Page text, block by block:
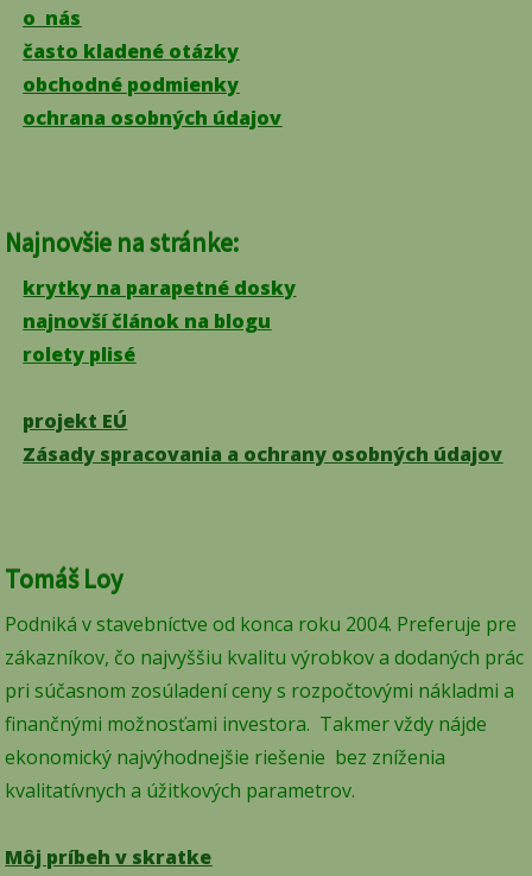
o nás
často kladené otázky
obchodné podmienky
ochrana osobných údajov
Najnovšie na stránke:
krytky na parapetné dosky
najnovší článok na blogu
rolety plisé
projekt EÚ
Zásady spracovania a ochrany osobných údajov
Tomáš Loy
Podniká v stavebníctve od konca roku 2004. Preferuje pre
zákazníkov, čo najvyššiu kvalitu výrobkov a dodaných prác
pri súčasnom zosúladení ceny s rozpočtovými nákladmi a
finančnými možnosťami investora. Takmer vždy nájde
ekonomický najvýhodnejšie riešenie bez zníženia
kvalitatívnych a úžitkových parametrov.
Môj príbeh v skratke